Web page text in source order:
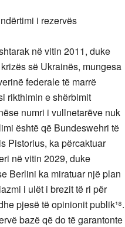
i rezervës
në vitin 2011, duke
së Ukrainës, mungesa
federale të marrë
rikthimin e shërbimit
numri i vullnetarëve nuk
është që Bundeswehri të
Pistorius, ka përcaktuar
në vitin 2029, duke
Berlini ka miratuar një plan
i ulët i brezit të ri për
pjesë të opinionit publik¹⁸.
bazë që do të garantonte